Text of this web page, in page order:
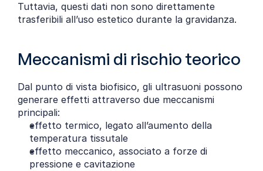
Tuttavia, questi dati non sono direttamente
trasferibili all’uso estetico durante la gravidanza.
Meccanismi di rischio teorico
Dal punto di vista biofisico, gli ultrasuoni possono
generare effetti attraverso due meccanismi
principali:
effetto termico, legato all’aumento della
temperatura tissutale
effetto meccanico, associato a forze di
pressione e cavitazione